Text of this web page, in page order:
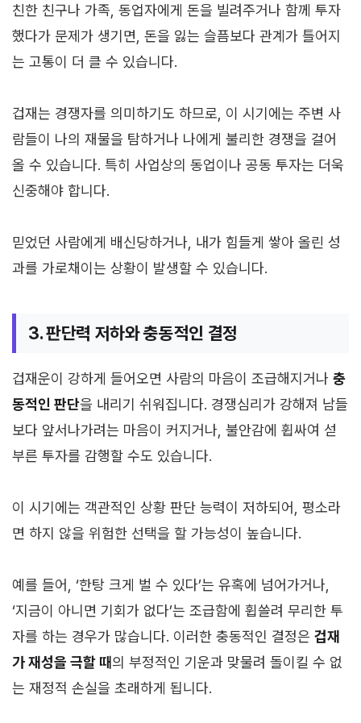
친한 친구나 가족, 동업자에게 돈을 빌려주거나 함께 투자
했다가 문제가 생기면, 돈을 잃는 슬픔보다 관계가 틀어지
는 고통이 더 클 수 있습니다.
겁재는 경쟁자를 의미하기도 하므로, 이 시기에는 주변 사
람들이 나의 재물을 탐하거나 나에게 불리한 경쟁을 걸어
올 수 있습니다. 특히 사업상의 동업이나 공동 투자는 더욱
신중해야 합니다.
믿었던 사람에게 배신당하거나, 내가 힘들게 쌓아 올린 성
과를 가로채이는 상황이 발생할 수 있습니다.
3. 판단력 저하와 충동적인 결정
겁재운이 강하게 들어오면 사람의 마음이 조급해지거나 충
동적인 판단을 내리기 쉬워집니다. 경쟁심리가 강해져 남들
보다 앞서나가려는 마음이 커지거나, 불안감에 휩싸여 섣
부른 투자를 감행할 수도 있습니다.
이 시기에는 객관적인 상황 판단 능력이 저하되어, 평소라
면 하지 않을 위험한 선택을 할 가능성이 높습니다.
예를 들어, ‘한탕 크게 벌 수 있다’는 유혹에 넘어가거나,
‘지금이 아니면 기회가 없다’는 조급함에 휩쓸려 무리한 투
자를 하는 경우가 많습니다. 이러한 충동적인 결정은 겁재
가 재성을 극할 때의 부정적인 기운과 맞물려 돌이킬 수 없
는 재정적 손실을 초래하게 됩니다.